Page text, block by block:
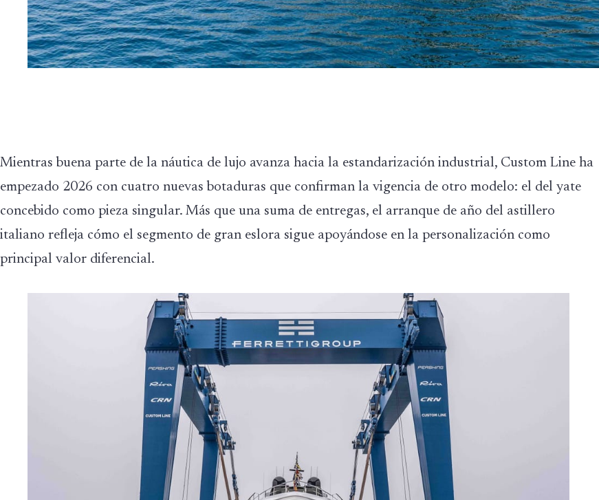
Mientras buena parte de la náutica de lujo avanza hacia la estandarización industrial, Custom Line ha
empezado 2026 con cuatro nuevas botaduras que confirman la vigencia de otro modelo: el del yate
concebido como pieza singular. Más que una suma de entregas, el arranque de año del astillero
italiano refleja cómo el segmento de gran eslora sigue apoyándose en la personalización como
principal valor diferencial.